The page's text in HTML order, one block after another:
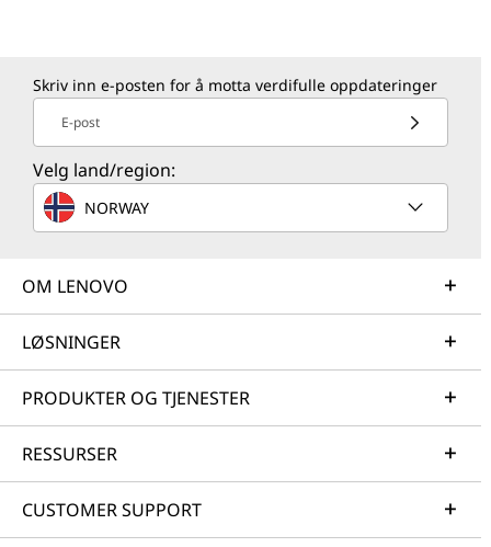
Skriv inn e-posten for å motta verdifulle oppdateringer
E-post
Velg land/region:
NORWAY
OM LENOVO
LØSNINGER
PRODUKTER OG TJENESTER
RESSURSER
CUSTOMER SUPPORT